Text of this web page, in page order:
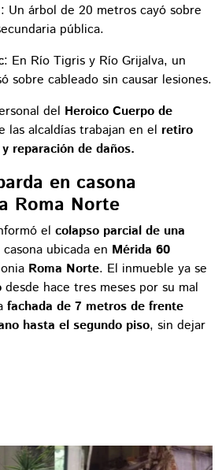
: Un árbol de 20 metros cayó sobre
pública.
: En Río Tigris y Río Grijalva, un
sobre cableado sin causar lesiones.
del Heroico Cuerpo de
las alcaldías trabajan en el retiro
reparación de daños.
en casona
Roma Norte
el colapso parcial de una
ubicada en Mérida 60
Roma Norte. El inmueble ya se
desde hace tres meses por su mal
fachada de 7 metros de frente
hasta el segundo piso, sin dejar